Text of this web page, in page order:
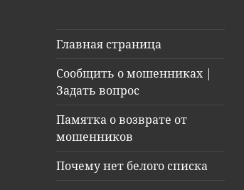
Главная страница
Сообщить о мошенниках |
Задать вопрос
Памятка о возврате от
мошенников
Почему нет белого списка